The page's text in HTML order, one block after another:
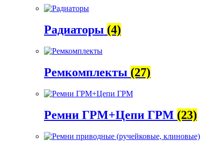
Радиаторы (4)
Ремкомплекты (27)
Ремни ГРМ+Цепи ГРМ (23)